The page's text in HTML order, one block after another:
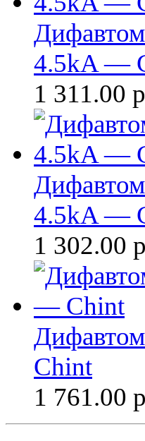
4.5kA —
1 311.00
4.5kA —
1 302.00
Chint
1 761.00